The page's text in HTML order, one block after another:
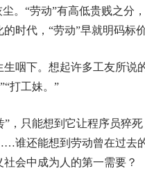
。“劳动”有高低贵贱之分
时代，“劳动”早就明码标价
咽下。想起许多工友所说
打工妹。”
”，只能想到它让程序员猝
谁还能想到劳动曾在过去
会中成为人的第一需要？